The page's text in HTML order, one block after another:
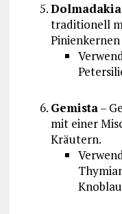
Dolmadakia
traditionell
Gemista–
mit einer
Kräutern.